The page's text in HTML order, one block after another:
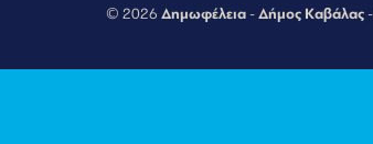
© 2026 Δημωφέλεια- Δήμος Καβάλας-